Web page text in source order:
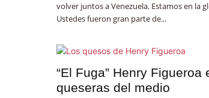
volver juntos a Venezuela. Estamos en la
Ustedes fueron gran parte de...
“El Fuga” Henry Figueroa
queseras del medio